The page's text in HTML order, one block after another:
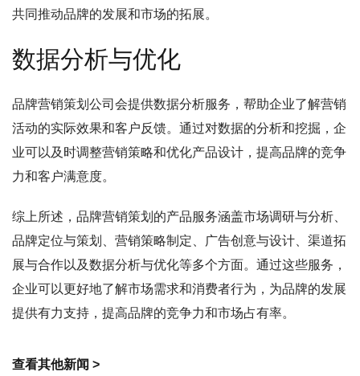
共同推动品牌的发展和市场的拓展。
数据分析与优化
品牌营销策划公司会提供数据分析服务，帮助企业了解营销
活动的实际效果和客户反馈。通过对数据的分析和挖掘，企
业可以及时调整营销策略和优化产品设计，提高品牌的竞争
力和客户满意度。
综上所述，品牌营销策划的产品服务涵盖市场调研与分析、
品牌定位与策划、营销策略制定、广告创意与设计、渠道拓
展与合作以及数据分析与优化等多个方面。通过这些服务，
企业可以更好地了解市场需求和消费者行为，为品牌的发展
提供有力支持，提高品牌的竞争力和市场占有率。
查看其他新闻 >